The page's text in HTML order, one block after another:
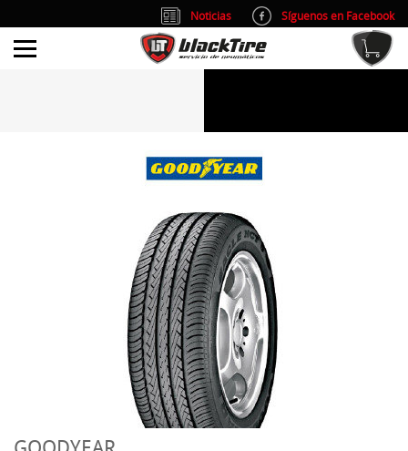
Noticias
Síguenos en Facebook
info@blacktire.es
Atención al cliente: L/V 9:00-14:00 y 15:00-19:00